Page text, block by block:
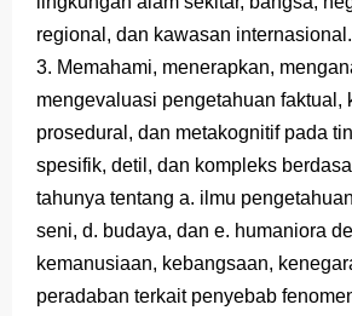
regional, dan kawasan internasional.
3. Memahami, menerapkan,
mengevaluasi pengetahuan faktual,
prosedural, dan metakognitif pada
spesifik, detil, dan kompleks
tahunya tentang a. ilmu
seni, d. budaya, dan e. humaniora
kemanusiaan, kebangsaan,
peradaban terkait penyebab